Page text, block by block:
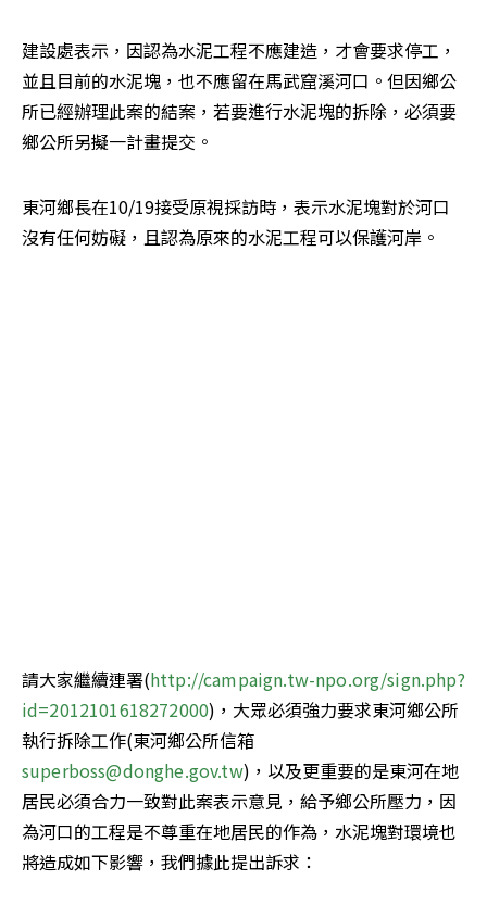
建設處表示，因認為水泥工程不應建造，才會要求停工，
並且目前的水泥塊，也不應留在馬武窟溪河口。但因鄉公
所已經辦理此案的結案，若要進行水泥塊的拆除，必須要
鄉公所另擬一計畫提交。
東河鄉長在10/19接受原視採訪時，表示水泥塊對於河口
沒有任何妨礙，且認為原來的水泥工程可以保護河岸。
請大家繼續連署(http://campaign.tw-npo.org/sign.php?
id=2012101618272000)，大眾必須強力要求東河鄉公所
執行拆除工作(東河鄉公所信箱
superboss@donghe.gov.tw)，以及更重要的是東河在地
居民必須合力一致對此案表示意見，給予鄉公所壓力，因
為河口的工程是不尊重在地居民的作為，水泥塊對環境也
將造成如下影響，我們據此提出訴求：